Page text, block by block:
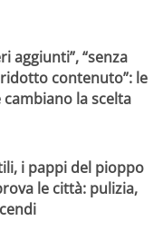
aggiunti”, “senza
ridotto contenuto”: le
la scelta
i pappi del pioppo
le città: pulizia,